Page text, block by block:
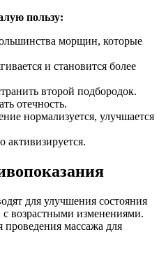
пользу:
морщин, которые
и становится более
второй подбородок.
отечность.
нормализуется, улучшается
активизируется.
для улучшения состояния
возрастными изменениями.
проведения массажа для